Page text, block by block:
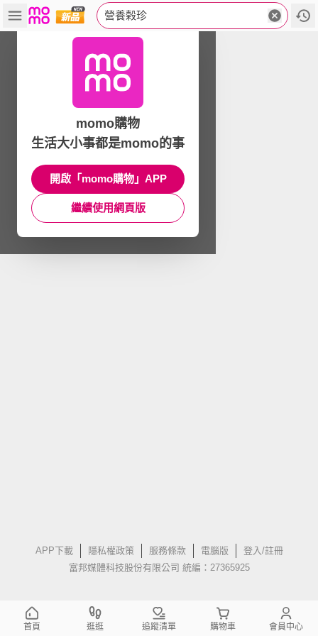
營養榖珍
APP下載 隱私權政策 服務條款 電腦版
登入/註冊
富邦媒體科技股份有限公司 統編：27365925
momo購物
生活大小事都是momo的事
開啟「momo購物」APP
繼續使用網頁版
首頁 逛逛 追蹤清單 購物車 會員中心